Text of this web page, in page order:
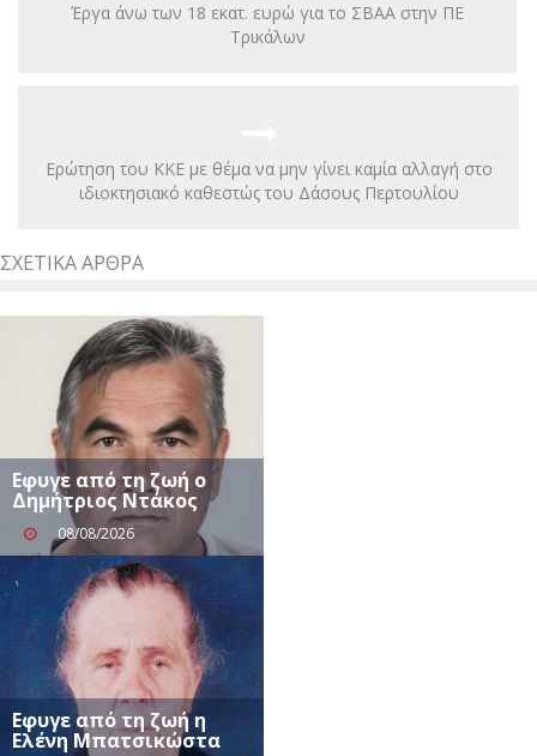
Έργα άνω των 18 εκατ. ευρώ για το ΣΒΑΑ στην ΠΕ
Τρικάλων
Ερώτηση του ΚΚΕ με θέμα να μην γίνει καμία αλλαγή στο
ιδιοκτησιακό καθεστώς του Δάσους Περτουλίου
ΣΧΕΤΙΚΆ ΆΡΘΡΑ
Eφυγε από τη ζωή ο
Δημήτριος Ντάκος
08/08/2026
Eφυγε από τη ζωή η
Ελένη Μπατσικώστα